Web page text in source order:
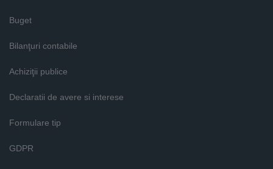
Buget
Bilanţuri contabile
Achiziţii publice
Declaratii de avere si interese
Formulare tip
GDPR